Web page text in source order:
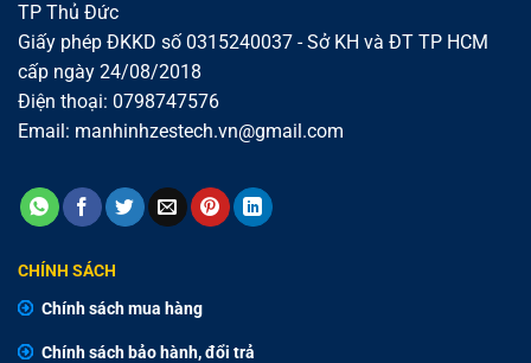
TP Thủ Đức
Giấy phép ĐKKD số 0315240037 - Sở KH và ĐT TP HCM
cấp ngày 24/08/2018
Điện thoại: 0798747576
Email: manhinhzestech.vn@gmail.com
CHÍNH SÁCH
Chính sách mua hàng
Chính sách bảo hành, đổi trả